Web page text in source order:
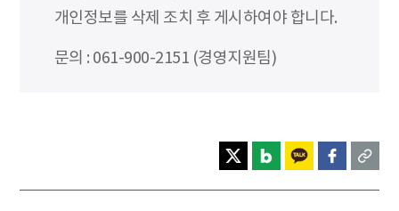
개인정보를 삭제 조치 후 게시하여야 합니다.
문의 : 061-900-2151 (경영지원팀)